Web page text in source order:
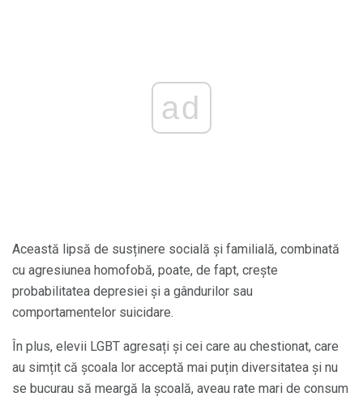
ad
Această lipsă de susținere socială și familială, combinată
cu agresiunea homofobă, poate, de fapt, crește
probabilitatea depresiei și a gândurilor sau
comportamentelor suicidare.
În plus, elevii LGBT agresați și cei care au chestionat, care
au simțit că școala lor acceptă mai puțin diversitatea și nu
se bucurau să meargă la școală, aveau rate mari de consum